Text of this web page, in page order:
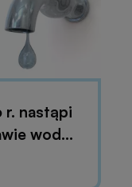
o
dla
Seniorów
z
r. nastąpi
wody